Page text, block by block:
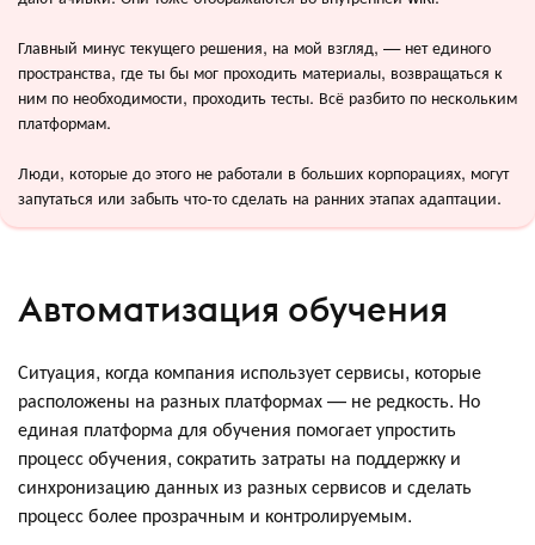
Главный минус текущего решения, на мой взгляд, — нет единого
пространства, где ты бы мог проходить материалы, возвращаться к
ним по необходимости, проходить тесты. Всё разбито по нескольким
платформам.
Люди, которые до этого не работали в больших корпорациях, могут
запутаться или забыть что-то сделать на ранних этапах адаптации.
Автоматизация обучения
Ситуация, когда компания использует сервисы, которые
расположены на разных платформах — не редкость. Но
единая платформа для обучения помогает упростить
процесс обучения, сократить затраты на поддержку и
синхронизацию данных из разных сервисов и сделать
процесс более прозрачным и контролируемым.